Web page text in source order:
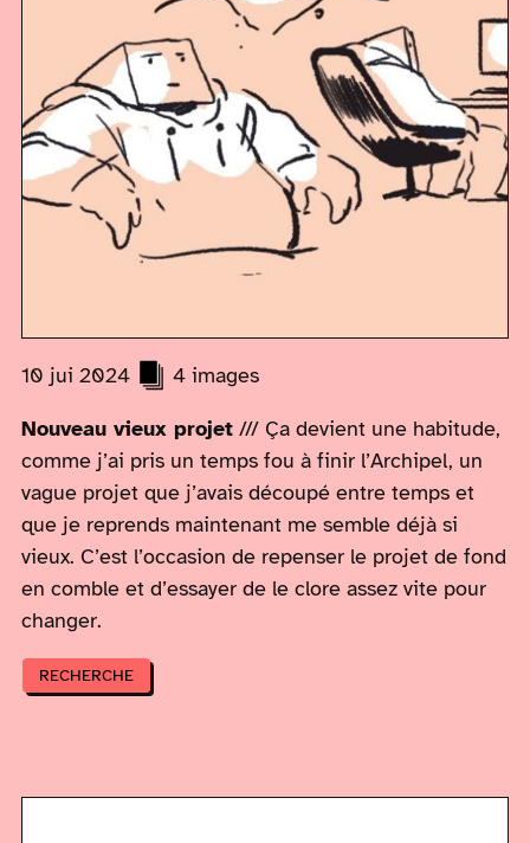
10 jui 2024 4 images
Nouveau vieux projet /// Ça devient une habitude,
comme j’ai pris un temps fou à finir l’Archipel, un
vague projet que j’avais découpé entre temps et
que je reprends maintenant me semble déjà si
vieux. C’est l’occasion de repenser le projet de fond
en comble et d’essayer de le clore assez vite pour
changer.
RECHERCHE